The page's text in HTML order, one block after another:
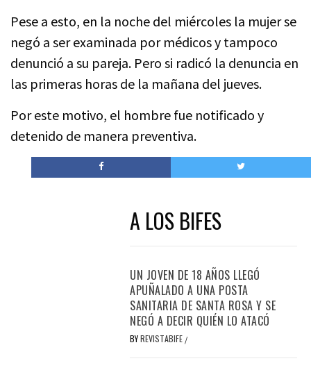
Pese a esto, en la noche del miércoles la mujer se
negó a ser examinada por médicos y tampoco
denunció a su pareja. Pero si radicó la denuncia en
las primeras horas de la mañana del jueves.
Por este motivo, el hombre fue notificado y
detenido de manera preventiva.
A LOS BIFES
UN JOVEN DE 18 AÑOS LLEGÓ
APUÑALADO A UNA POSTA
SANITARIA DE SANTA ROSA Y SE
NEGÓ A DECIR QUIÉN LO ATACÓ
BYREVISTABIFE /